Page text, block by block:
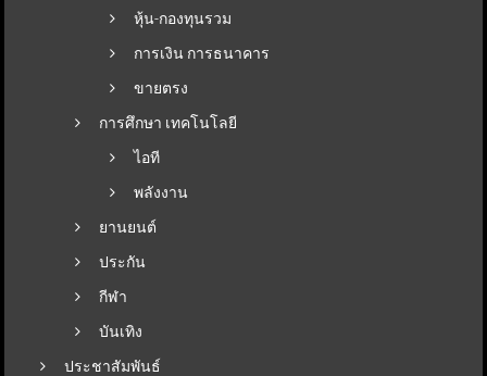
หุ้น-กองทุนรวม
การเงิน การธนาคาร
ขายตรง
การศึกษา เทคโนโลยี
ไอที
พลังงาน
ยานยนต์
ประกัน
กีฬา
บันเทิง
ประชาสัมพันธ์